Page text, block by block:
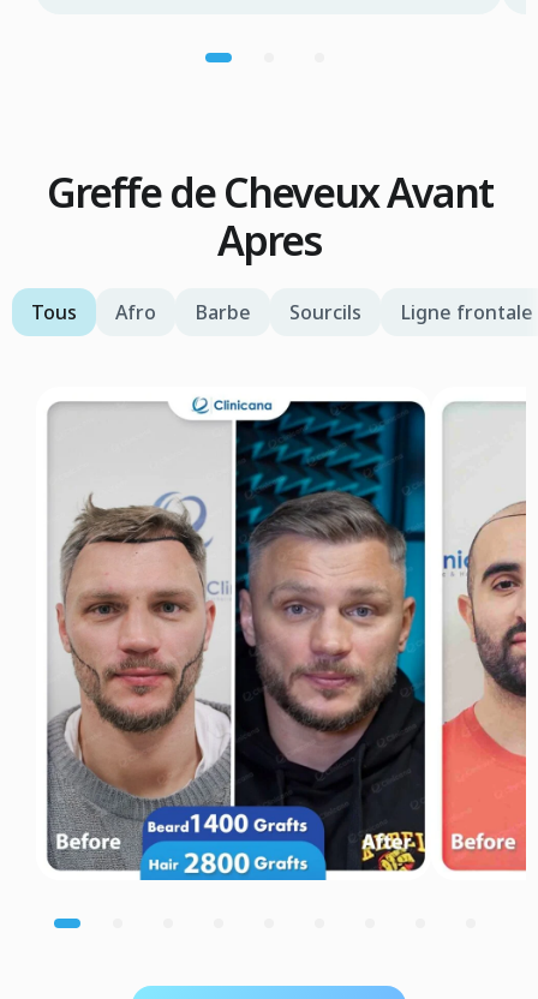
Greffe de Cheveux Avant
Apres
Tous Afro Barbe Sourcils Ligne frontale